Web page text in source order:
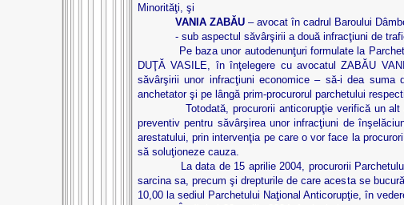
Minorităţi, şi
VANIA ZABĂU– avocat în cadrul Baroului
- sub aspectul săvârşirii a două infracţiuni de
Pe baza unor autodenunţuri formulate la Parchetul
DUŢĂ VASILE, în înţelegere cu avocatul ZABĂU
săvârşirii unor infracţiuni economice – să-i dea suma
anchetator şi pe lângă prim-procurorul parchetului
Totodată, procurorii anticorupţie verifică un alt
preventiv pentru săvârşirea unor infracţiuni de
arestatului, prin intervenţia pe care o vor face la
să soluţioneze cauza.
La data de 15 aprilie 2004, procurorii Parchetului
sarcina sa, precum şi drepturile de care acesta se
10,00 la sediul Parchetului Naţional Anticorupţie, în